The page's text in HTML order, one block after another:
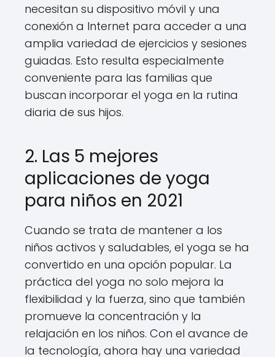
necesitan su dispositivo móvil y una
conexión a Internet para acceder a una
amplia variedad de ejercicios y sesiones
guiadas. Esto resulta especialmente
conveniente para las familias que
buscan incorporar el yoga en la rutina
diaria de sus hijos.
2. Las 5 mejores
aplicaciones de yoga
para niños en 2021
Cuando se trata de mantener a los
niños activos y saludables, el yoga se ha
convertido en una opción popular. La
práctica del yoga no solo mejora la
flexibilidad y la fuerza, sino que también
promueve la concentración y la
relajación en los niños. Con el avance de
la tecnología, ahora hay una variedad